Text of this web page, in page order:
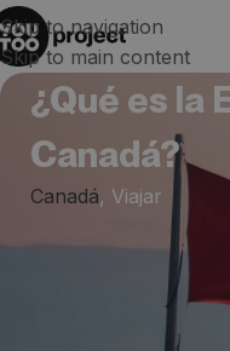
Skip to navigation
Skip to main content
¿Qué es la
Canadá?
Canadá, Viajar